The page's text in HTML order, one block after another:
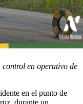
en operativo de
en el punto de
durante un